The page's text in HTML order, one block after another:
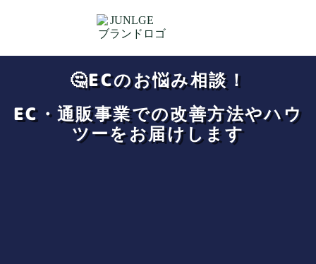
🤔ECのお悩み相談！
EC・通販事業での改善方法やハウ
ツーをお届けします